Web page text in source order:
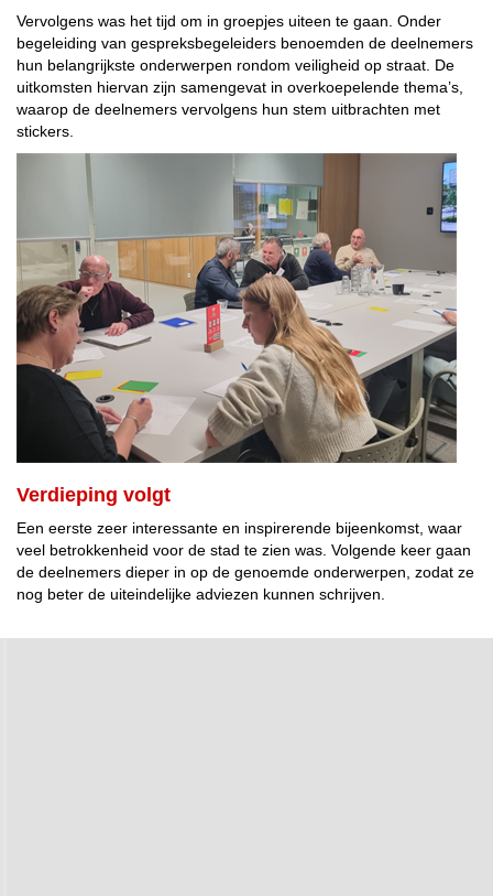
Vervolgens was het tijd om in groepjes uiteen te gaan. Onder
begeleiding van gespreksbegeleiders benoemden de deelnemers
hun belangrijkste onderwerpen rondom veiligheid op straat. De
uitkomsten hiervan zijn samengevat in overkoepelende thema’s,
waarop de deelnemers vervolgens hun stem uitbrachten met
stickers.
Verdieping volgt
Een eerste zeer interessante en inspirerende bijeenkomst, waar
veel betrokkenheid voor de stad te zien was. Volgende keer gaan
de deelnemers dieper in op de genoemde onderwerpen, zodat ze
nog beter de uiteindelijke adviezen kunnen schrijven.